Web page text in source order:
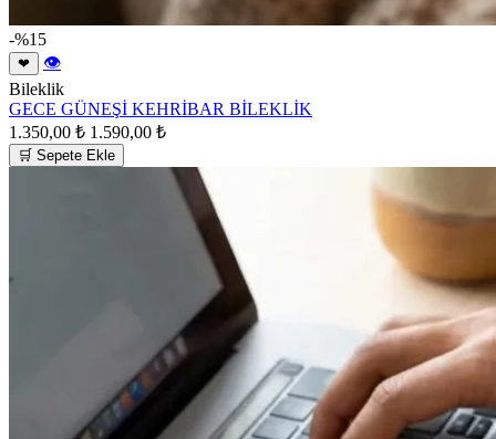
-%15
❤
👁
Bileklik
GECE GÜNEŞİ KEHRİBAR BİLEKLİK
1.350,00 ₺ 1.590,00 ₺
🛒 Sepete Ekle